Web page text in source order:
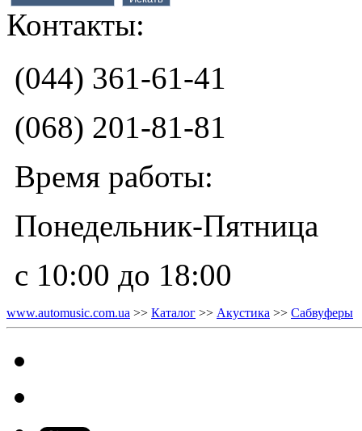
Контакты:
(044) 361-61-41
(068) 201-81-81
Время работы:
Понедельник-Пятница
с 10:00 до 18:00
www.automusic.com.ua >> Каталог >> Акустика >> Сабвуферы